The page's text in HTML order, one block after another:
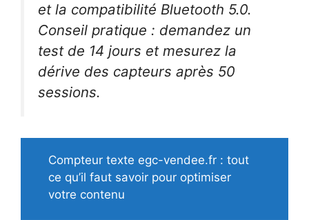
et la compatibilité Bluetooth 5.0.
Conseil pratique : demandez un
test de 14 jours et mesurez la
dérive des capteurs après 50
sessions.
Compteur texte egc-vendee.fr : tout
ce qu’il faut savoir pour optimiser
votre contenu